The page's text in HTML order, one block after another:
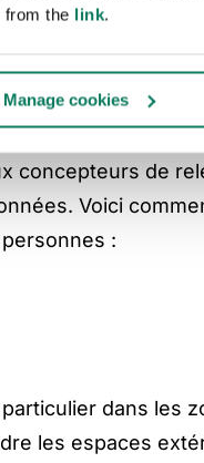
from the link.
Manage cookies
bien-
concepteurs de
Voici
:
dans les
les espaces